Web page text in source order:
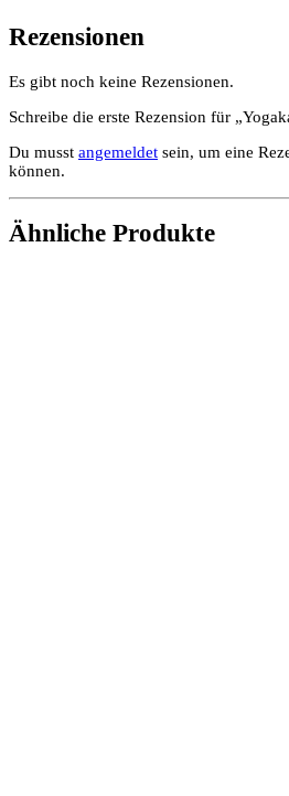
Rezensionen
Es gibt noch keine Rezensionen.
Schreibe die erste Rezension für
Du musst angemeldet sein, um eine
können.
Ähnliche Produkte